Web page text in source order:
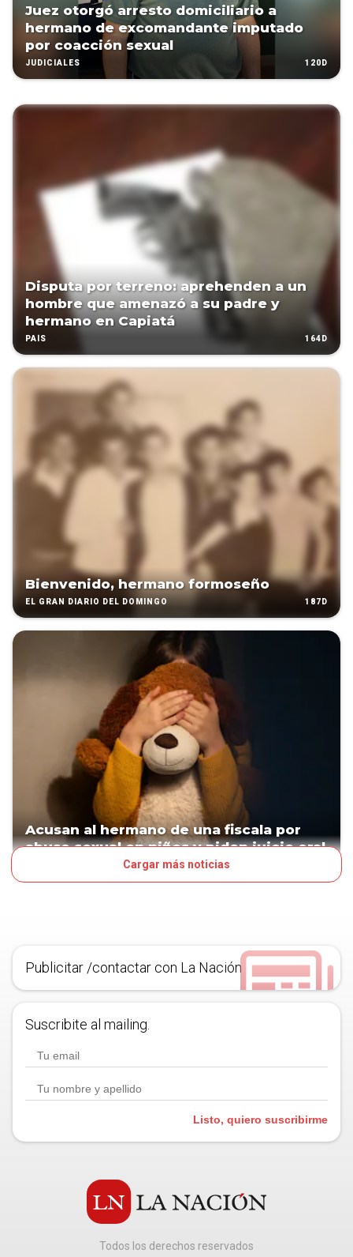
Juez otorgó arresto domiciliario a
hermano de excomandante imputado
por coacción sexual
JUDICIALES 120D
Disputa por terreno: aprehenden a un
hombre que amenazó a su padre y
hermano en Capiatá
PAÍS 164D
Bienvenido, hermano formoseño
EL GRAN DIARIO DEL DOMINGO 187D
Acusan al hermano de una fiscala por
abuso sexual en niños y piden juicio oral
Cargar más noticias
Publicitar /contactar con La Nación
Suscribite al mailing.
Listo, quiero suscribirme
Todos los derechos reservados